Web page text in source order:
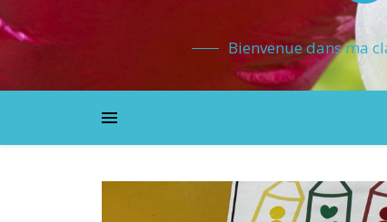
Bienvenue dans ma